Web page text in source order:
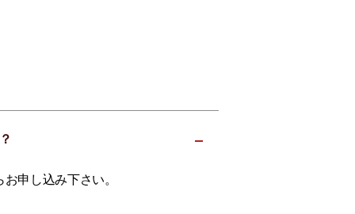
申し込み下さい。